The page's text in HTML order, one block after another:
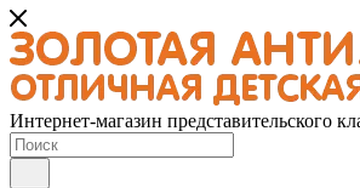
Интернет-магазин представительского